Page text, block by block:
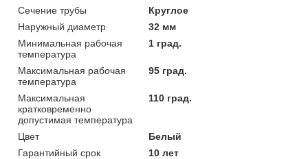
Сечение трубы
Круглое
Наружный диаметр
32 мм
Минимальная рабочая
температура
1 град.
Максимальная рабочая
температура
95 град.
Максимальная
кратковременно
допустимая температура
110 град.
Цвет
Белый
Гарантийный срок
10 лет